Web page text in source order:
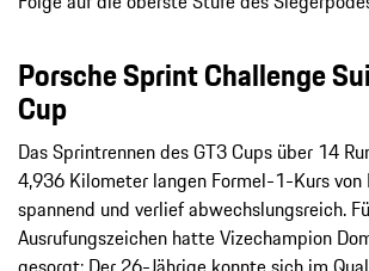
Porsche Sprint Challenge
Cup
Das Sprintrennen des GT3 Cups über 14
4,936 Kilometer langen Formel-1-Kurs von
spannend und verlief abwechslungsreich.
Ausrufungszeichen hatte Vizechampion